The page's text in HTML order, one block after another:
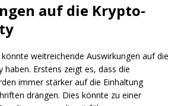
auf die Krypto-
weitreichende Auswirkungen auf die
haben. Erstens zeigt es, dass die
immer stärker auf die Einhaltung
drängen. Dies könnte zu einer